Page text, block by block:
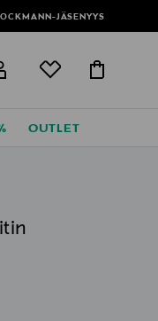
JÄSENYYS
OUTLET